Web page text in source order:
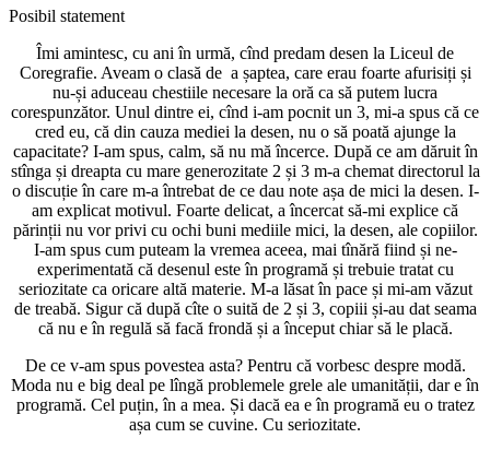
Posibil statement
Îmi amintesc, cu ani în urmă, cînd predam desen la Liceul de
Coregrafie. Aveam o clasă de a șaptea, care erau foarte afurisiți și
nu-și aduceau chestiile necesare la oră ca să putem lucra
corespunzător. Unul dintre ei, cînd i-am pocnit un 3, mi-a spus că ce
cred eu, că din cauza mediei la desen, nu o să poată ajunge la
capacitate? I-am spus, calm, să nu mă încerce. După ce am dăruit în
stînga și dreapta cu mare generozitate 2 și 3 m-a chemat directorul la
o discuție în care m-a întrebat de ce dau note așa de mici la desen. I-
am explicat motivul. Foarte delicat, a încercat să-mi explice că
părinții nu vor privi cu ochi buni mediile mici, la desen, ale copiilor.
I-am spus cum puteam la vremea aceea, mai tînără fiind și ne-
experimentată că desenul este în programă și trebuie tratat cu
seriozitate ca oricare altă materie. M-a lăsat în pace și mi-am văzut
de treabă. Sigur că după cîte o suită de 2 și 3, copiii și-au dat seama
că nu e în regulă să facă frondă și a început chiar să le placă.
De ce v-am spus povestea asta? Pentru că vorbesc despre modă.
Moda nu e big deal pe lîngă problemele grele ale umanității, dar e în
programă. Cel puțin, în a mea. Și dacă ea e în programă eu o tratez
așa cum se cuvine. Cu seriozitate.